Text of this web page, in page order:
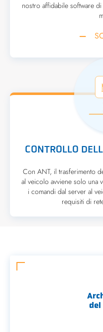
nostro affidabile software
CONTROLLO
Con ANT, il trasferimento
al veicolo avviene solo una
i comandi dal server al
requisiti di
del